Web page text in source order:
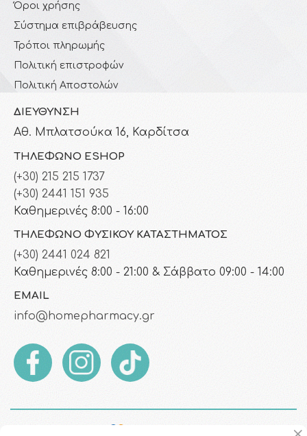
Όροι χρήσης
Σύστημα επιβράβευσης
Τρόποι πληρωμής
Πολιτική επιστροφών
Πολιτική Αποστολών
ΔΙΕΎΘΥΝΣΗ
Αθ. Μπλατσούκα 16, Καρδίτσα
ΤΗΛΈΦΩΝΟ ESHOP
(+30) 215 215 1737
(+30) 2441 151 935
Καθημερινές 8:00 - 16:00
ΤΗΛΈΦΩΝΟ ΦΥΣΙΚΟΎ ΚΑΤΑΣΤΉΜΑΤΟΣ
(+30) 2441 024 821
Καθημερινές 8:00 - 21:00 & Σάββατο 09:00 - 14:00
EMAIL
info@homepharmacy.gr